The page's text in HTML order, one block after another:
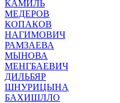
КАМИЛЬ
МЕДЕРОВ
КОПАКОВ
НАГИМОВИЧ
РАМЗАЕВА
МЫНОВА
МЕНГБАЕВИЧ
ДИЛЬБЯР
ШНУРИЦЫНА
БАХИШЛЛО